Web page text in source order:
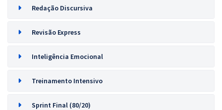
Redação Discursiva
Revisão Express
Inteligência Emocional
Treinamento Intensivo
Sprint Final (80/20)